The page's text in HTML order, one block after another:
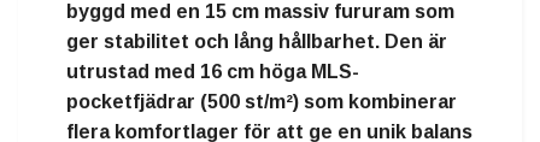
byggd med en 15 cm massiv fururam som
ger stabilitet och lång hållbarhet. Den är
utrustad med 16 cm höga MLS-
pocketfjädrar (500 st/m²) som kombinerar
flera komfortlager för att ge en unik balans